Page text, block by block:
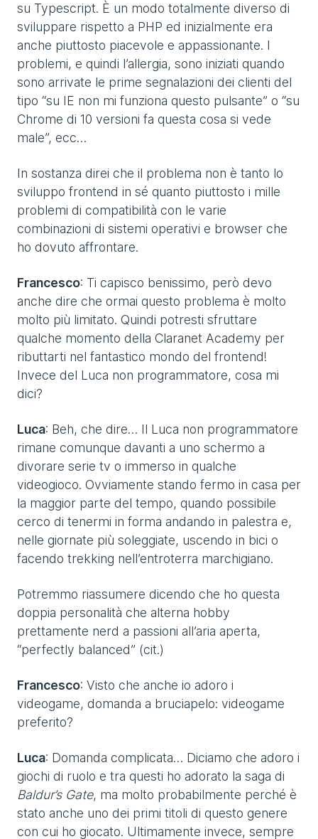
su Typescript. È un modo totalmente diverso di
sviluppare rispetto a PHP ed inizialmente era
anche piuttosto piacevole e appassionante. I
problemi, e quindi l’allergia, sono iniziati quando
sono arrivate le prime segnalazioni dei clienti del
tipo “su IE non mi funziona questo pulsante” o “su
Chrome di 10 versioni fa questa cosa si vede
male”, ecc…
In sostanza direi che il problema non è tanto lo
sviluppo frontend in sé quanto piuttosto i mille
problemi di compatibilità con le varie
combinazioni di sistemi operativi e browser che
ho dovuto affrontare.
Francesco: Ti capisco benissimo, però devo
anche dire che ormai questo problema è molto
molto più limitato. Quindi potresti sfruttare
qualche momento della Claranet Academy per
ributtarti nel fantastico mondo del frontend!
Invece del Luca non programmatore, cosa mi
dici?
Luca: Beh, che dire… Il Luca non programmatore
rimane comunque davanti a uno schermo a
divorare serie tv o immerso in qualche
videogioco. Ovviamente stando fermo in casa per
la maggior parte del tempo, quando possibile
cerco di tenermi in forma andando in palestra e,
nelle giornate più soleggiate, uscendo in bici o
facendo trekking nell’entroterra marchigiano.
Potremmo riassumere dicendo che ho questa
doppia personalità che alterna hobby
prettamente nerd a passioni all’aria aperta,
“perfectly balanced” (cit.)
Francesco: Visto che anche io adoro i
videogame, domanda a bruciapelo: videogame
preferito?
Luca: Domanda complicata… Diciamo che adoro i
giochi di ruolo e tra questi ho adorato la saga di
Baldur’s Gate, ma molto probabilmente perché è
stato anche uno dei primi titoli di questo genere
con cui ho giocato. Ultimamente invece, sempre